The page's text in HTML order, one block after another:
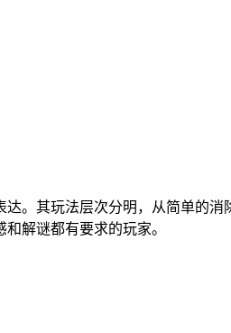
。其玩法层次分明，从简单的
解谜都有要求的玩家。